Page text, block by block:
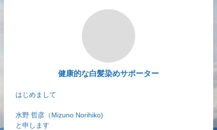
健康的な白髪染めサポーター
はじめまして
水野 哲彦（Mizuno Norihiko)
と申します